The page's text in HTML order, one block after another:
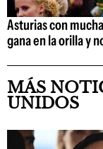
Asturias con
gana en la orilla y
MÁS
UNIDOS